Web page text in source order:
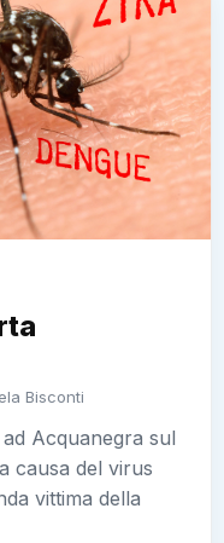
Bisconti
Acquanegra sul
causa del virus
vittima della